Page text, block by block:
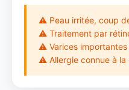
⚠ Peau irritée, coup
⚠ Traitement par
⚠ Varices
⚠ Allergie connue à la